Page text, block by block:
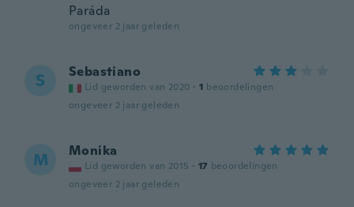
Paráda
ongeveer 2 jaar geleden
S Sebastiano
Lid geworden van 2020 · 1 beoordelingen
ongeveer 2 jaar geleden
M Monika
Lid geworden van 2015 · 17 beoordelingen
ongeveer 2 jaar geleden